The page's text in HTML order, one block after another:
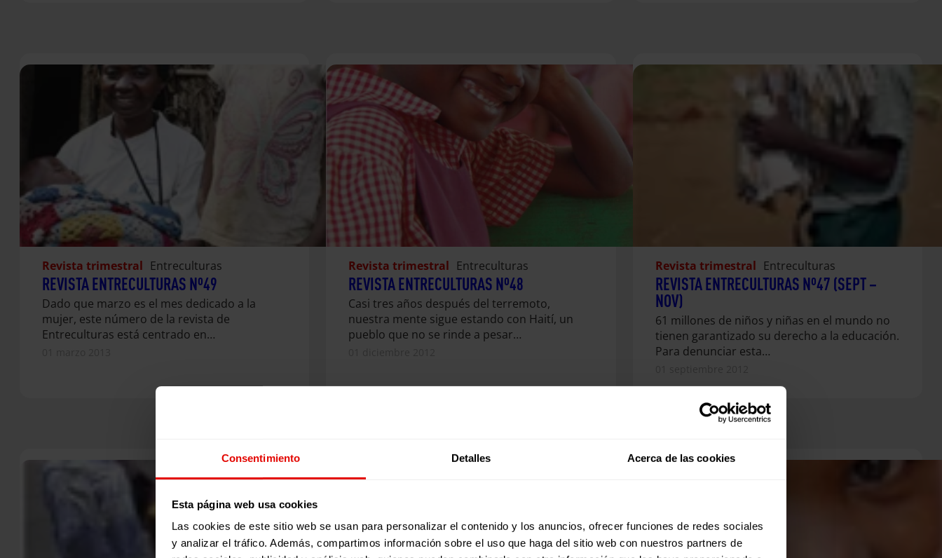
Consentimiento Detalles Acerca de las cookies
Esta página web usa cookies
Las cookies de este sitio web se usan para personalizar el contenido y los anuncios, ofrecer funciones de redes sociales
y analizar el tráfico. Además, compartimos información sobre el uso que haga del sitio web con nuestros partners de
Revista trimestral Entreculturas
REVISTA ENTRECULTURAS Nº49
Dado que marzo es el mes dedicado a la
mujer, este número de la revista de
Entreculturas está centrado en…
Revista trimestral Entreculturas
REVISTA ENTRECULTURAS Nº48
Casi tres años después del terremoto,
nuestra mente sigue estando con Haití, un
pueblo que no se rinde a pesar…
Revista trimestral Entreculturas
REVISTA ENTRECULTURAS Nº47 (SEPT –
NOV)
61 millones de niños y niñas en el mundo no
tienen garantizado su derecho a la educación.
Para denunciar esta…